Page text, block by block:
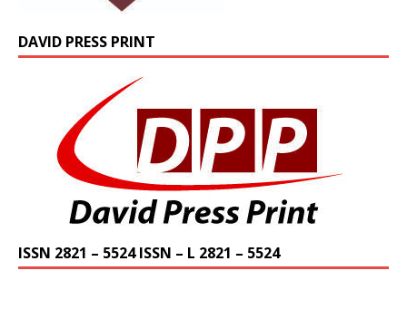
DAVID PRESS PRINT
ISSN 2821 – 5524 ISSN – L 2821 – 5524